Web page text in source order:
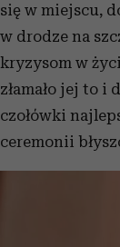
się w miejscu,
w drodze na
kryzysom w
złamało jej to
czołówki
ceremonii